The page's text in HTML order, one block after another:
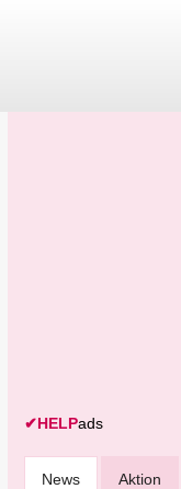
✔HELPads
News Aktion